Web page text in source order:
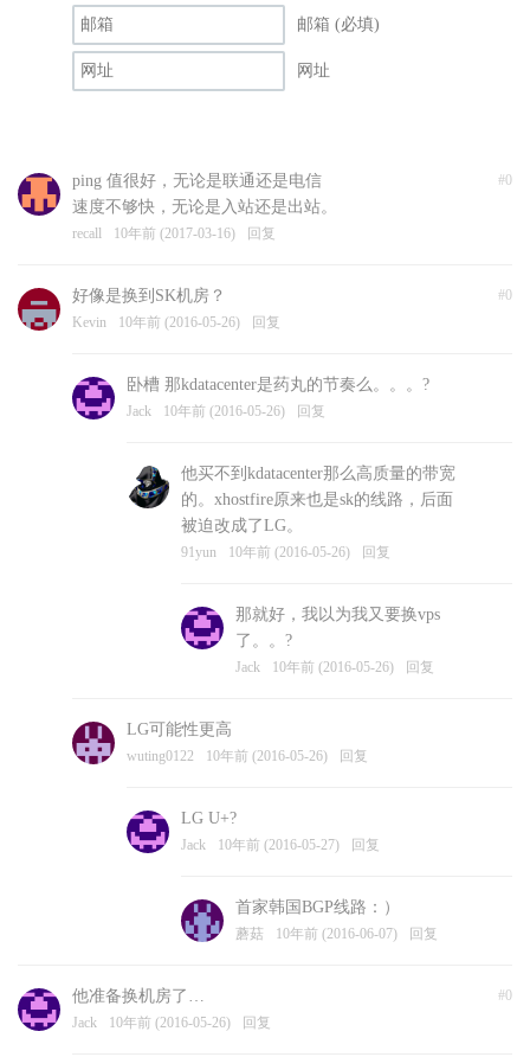
邮箱 (必填)
网址
#0
ping 值很好，无论是联通还是电信
速度不够快，无论是入站还是出站。
recall 10年前 (2017-03-16) 回复
#0
好像是换到SK机房？
Kevin 10年前 (2016-05-26) 回复
卧槽 那kdatacenter是药丸的节奏么。。。?
Jack 10年前 (2016-05-26) 回复
他买不到kdatacenter那么高质量的带宽
的。xhostfire原来也是sk的线路，后面
被迫改成了LG。
91yun 10年前 (2016-05-26) 回复
那就好，我以为我又要换vps
了。。?
Jack 10年前 (2016-05-26) 回复
LG可能性更高
wuting0122 10年前 (2016-05-26) 回复
LG U+?
Jack 10年前 (2016-05-27) 回复
首家韩国BGP线路：）
蘑菇 10年前 (2016-06-07) 回复
#0
他准备换机房了…
Jack 10年前 (2016-05-26) 回复